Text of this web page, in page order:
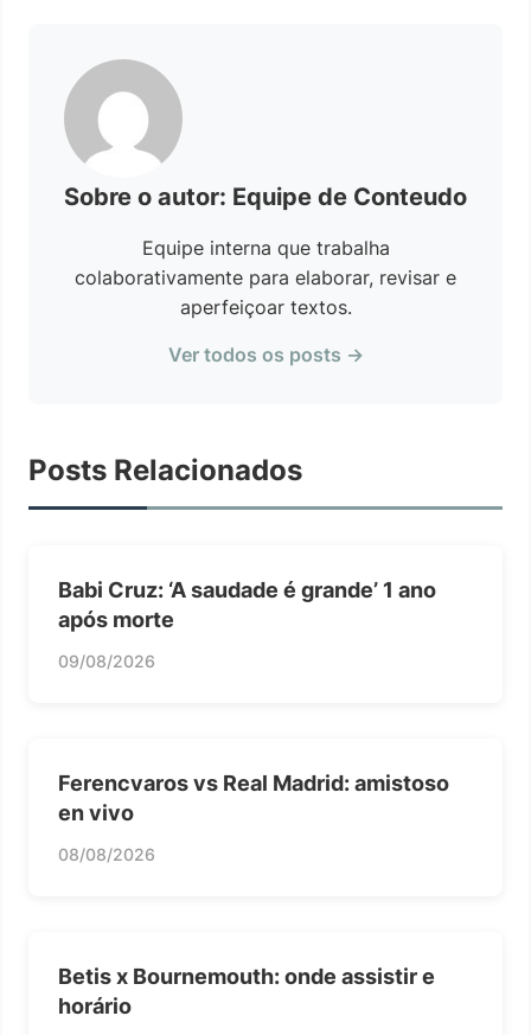
Sobre o autor: Equipe de Conteudo
Equipe interna que trabalha
colaborativamente para elaborar, revisar e
aperfeiçoar textos.
Ver todos os posts →
Posts Relacionados
Babi Cruz: ‘A saudade é grande’ 1 ano
após morte
09/08/2026
Ferencvaros vs Real Madrid: amistoso
en vivo
08/08/2026
Betis x Bournemouth: onde assistir e
horário